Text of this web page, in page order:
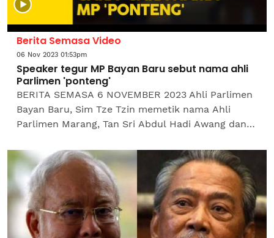
Berita Semasa Video
06 Nov 2023 01:53pm
Speaker tegur MP Bayan Baru sebut nama ahli
Parlimen 'ponteng'
BERITA SEMASA 6 NOVEMBER 2023 Ahli Parlimen
Bayan Baru, Sim Tze Tzin memetik nama Ahli
Parlimen Marang, Tan Sri Abdul Hadi Awang dan
yang kerap tidak...